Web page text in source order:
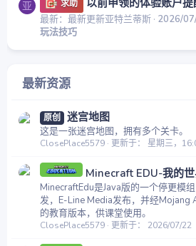
亚 求助
最新：最新更新亚特兰蒂斯 2026/
玩法技巧
最新资源
原创 迷宫地图
这是一张迷宫地图，拥有多个关卡。
ClosePlace5579 更新于： 星期三，
Minecraft EDU-我的
MinecraftEdu是Java版的一个停更模
发，E-Line Media发布，并经Mojang
的教育版本，供课堂使用。
ClosePlace5579 更新于： 2026/07/22